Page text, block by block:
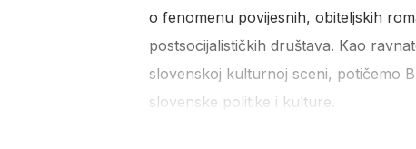
o fenomenu povijesnih, obiteljskih
postsocijalističkih društava. Kao
slovenskoj kulturnoj sceni, potičemo
slovenske politike i kulture.